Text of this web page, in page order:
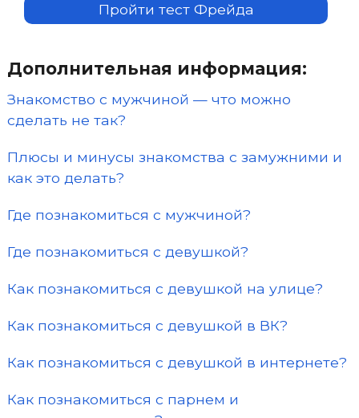
Пройти тест Фрейда
Дополнительная информация:
Знакомство с мужчиной — что можно
сделать не так?
Плюсы и минусы знакомства с замужними и
как это делать?
Где познакомиться с мужчиной?
Где познакомиться с девушкой?
Как познакомиться с девушкой на улице?
Как познакомиться с девушкой в ВК?
Как познакомиться с девушкой в интернете?
Как познакомиться с парнем и